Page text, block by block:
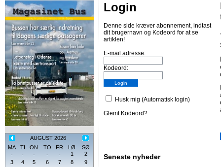
AUGUST 2026
MA
TI ON TO FR LØ
SØ
-
- - - - 1
2
3
4 5 6 7 8
9
Login
Denne side kræver abonnement, indtast
dit brugernavn og Kodeord for at se
artiklen!
E-mail adresse:
Kodeord:
Husk mig (Automatisk login)
Glemt Kodeord?
Seneste nyheder